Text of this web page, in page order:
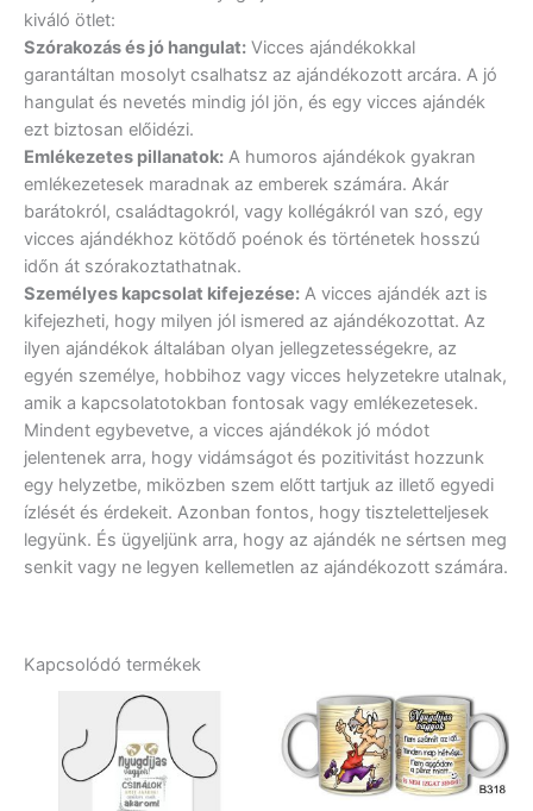
kiváló ötlet:
Szórakozás és jó hangulat: Vicces ajándékokkal
garantáltan mosolyt csalhatsz az ajándékozott arcára. A jó
hangulat és nevetés mindig jól jön, és egy vicces ajándék
ezt biztosan előidézi.
Emlékezetes pillanatok: A humoros ajándékok gyakran
emlékezetesek maradnak az emberek számára. Akár
barátokról, családtagokról, vagy kollégákról van szó, egy
vicces ajándékhoz kötődő poénok és történetek hosszú
időn át szórakoztathatnak.
Személyes kapcsolat kifejezése: A vicces ajándék azt is
kifejezheti, hogy milyen jól ismered az ajándékozottat. Az
ilyen ajándékok általában olyan jellegzetességekre, az
egyén személye, hobbihoz vagy vicces helyzetekre utalnak,
amik a kapcsolatotokban fontosak vagy emlékezetesek.
Mindent egybevetve, a vicces ajándékok jó módot
jelentenek arra, hogy vidámságot és pozitivitást hozzunk
egy helyzetbe, miközben szem előtt tartjuk az illető egyedi
ízlését és érdekeit. Azonban fontos, hogy tiszteletteljesek
legyünk. És ügyeljünk arra, hogy az ajándék ne sértsen meg
senkit vagy ne legyen kellemetlen az ajándékozott számára.
Kapcsolódó termékek